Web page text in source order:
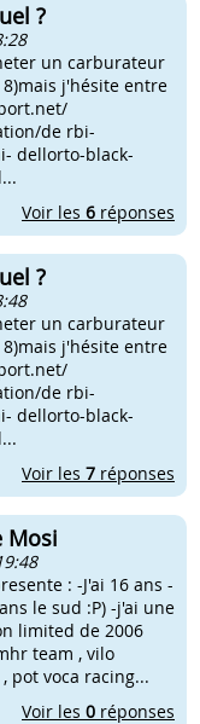
?
un carburateur
j'hésite entre
de rbi-
dellorto-black-
Voir les 6 réponses
?
un carburateur
j'hésite entre
de rbi-
dellorto-black-
Voir les 7 réponses
Mosi
: -J'ai 16 ans -
le sud :P) -j'ai une
limited de 2006
team , vilo
pot voca racing...
Voir les 0 réponses